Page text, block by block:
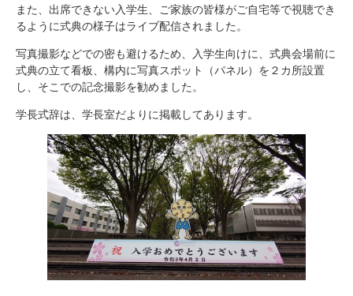
また、出席できない入学生、ご家族の皆様がご自宅等で視聴でき
るように式典の様子はライブ配信されました。
写真撮影などでの密も避けるため、入学生向けに、式典会場前に
式典の立て看板、構内に写真スポット（パネル）を２カ所設置
し、そこでの記念撮影を勧めました。
学長式辞は、学長室だよりに掲載してあります。